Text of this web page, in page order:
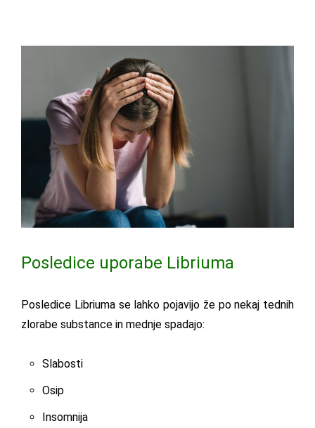
Posledice uporabe Libriuma
Posledice Libriuma se lahko pojavijo že po nekaj tednih
zlorabe substance in mednje spadajo:
Slabosti
Osip
Insomnija